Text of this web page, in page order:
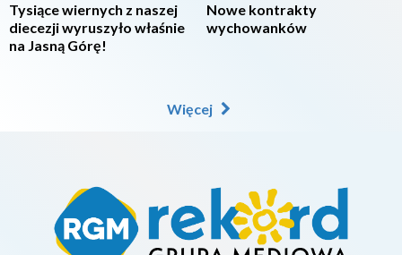
Tysiące wiernych z naszej
diecezji wyruszyło właśnie
na Jasną Górę!
Nowe kontrakty
wychowanków
Więcej